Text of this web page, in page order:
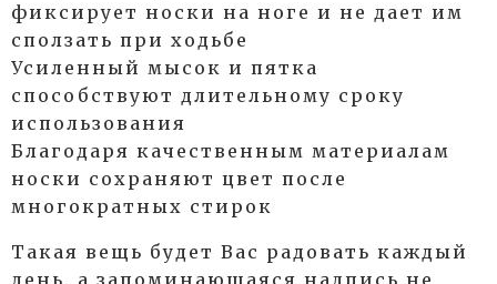
фиксирует носки на ноге и не дает им
сползать при ходьбе
Усиленный мысок и пятка
способствуют длительному сроку
использования
Благодаря качественным материалам
носки сохраняют цвет после
многократных стирок
Такая вещь будет Вас радовать каждый
день, а запоминающаяся надпись не